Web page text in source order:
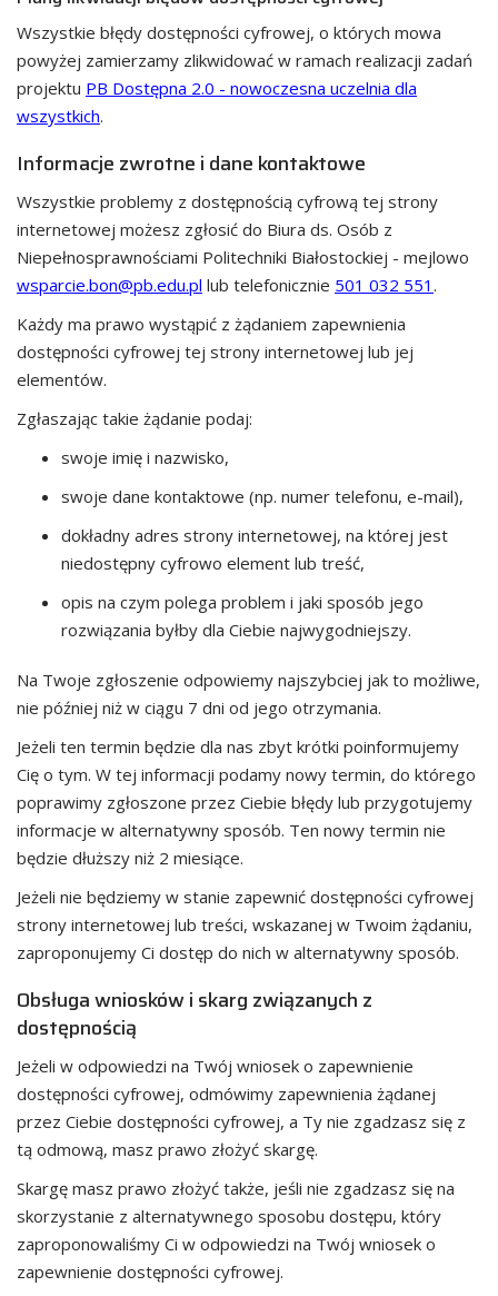
Wszystkie błędy dostępności cyfrowej, o których mowa
powyżej zamierzamy zlikwidować w ramach realizacji zadań
projektu PB Dostępna 2.0 - nowoczesna uczelnia dla
wszystkich.
Informacje zwrotne i dane kontaktowe
Wszystkie problemy z dostępnością cyfrową tej strony
internetowej możesz zgłosić do Biura ds. Osób z
Niepełnosprawnościami Politechniki Białostockiej - mejlowo
wsparcie.bon@pb.edu.pl lub telefonicznie 501 032 551 .
Każdy ma prawo wystąpić z żądaniem zapewnienia
dostępności cyfrowej tej strony internetowej lub jej
elementów.
Zgłaszając takie żądanie podaj:
swoje imię i nazwisko,
swoje dane kontaktowe (np. numer telefonu, e-mail),
dokładny adres strony internetowej, na której jest
niedostępny cyfrowo element lub treść,
opis na czym polega problem i jaki sposób jego
rozwiązania byłby dla Ciebie najwygodniejszy.
Na Twoje zgłoszenie odpowiemy najszybciej jak to możliwe,
nie później niż w ciągu 7 dni od jego otrzymania.
Jeżeli ten termin będzie dla nas zbyt krótki poinformujemy
Cię o tym. W tej informacji podamy nowy termin, do którego
poprawimy zgłoszone przez Ciebie błędy lub przygotujemy
informacje w alternatywny sposób. Ten nowy termin nie
będzie dłuższy niż 2 miesiące.
Jeżeli nie będziemy w stanie zapewnić dostępności cyfrowej
strony internetowej lub treści, wskazanej w Twoim żądaniu,
zaproponujemy Ci dostęp do nich w alternatywny sposób.
Obsługa wniosków i skarg związanych z
dostępnością
Jeżeli w odpowiedzi na Twój wniosek o zapewnienie
dostępności cyfrowej, odmówimy zapewnienia żądanej
przez Ciebie dostępności cyfrowej, a Ty nie zgadzasz się z
tą odmową, masz prawo złożyć skargę.
Skargę masz prawo złożyć także, jeśli nie zgadzasz się na
skorzystanie z alternatywnego sposobu dostępu, który
zaproponowaliśmy Ci w odpowiedzi na Twój wniosek o
zapewnienie dostępności cyfrowej.